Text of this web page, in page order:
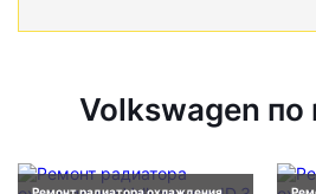
Volkswagen